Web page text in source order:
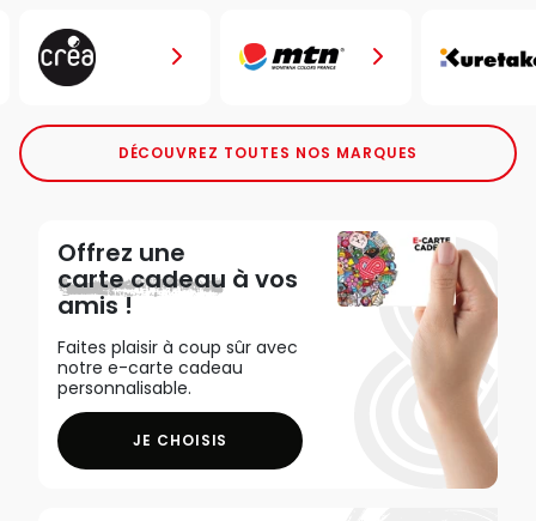
DÉCOUVREZ TOUTES NOS MARQUES
Offrez une
carte cadeau à vos
amis !
Faites plaisir à coup sûr avec
notre e-carte cadeau
personnalisable.
JE CHOISIS